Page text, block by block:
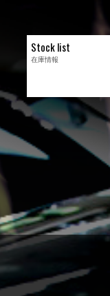
Stock list
在庫情報